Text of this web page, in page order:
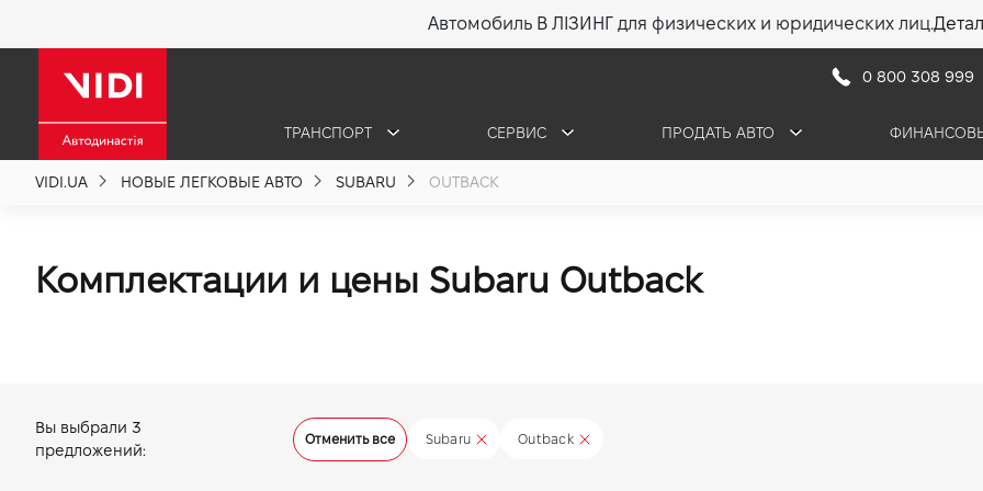
Автомобиль В ЛІЗИНГ для физических и юридических лиц.
0 800 308 999
ТРАНСПОРТ СЕРВИС ПРОДАТЬ АВТО
VIDI.UA НОВЫЕ ЛЕГКОВЫЕ АВТО SUBARU OUTBACK
Комплектации и цены Subaru Outback
Вы выбрали 3
предложений:
Отменить все Subaru Outback
О компании
Новости
Вакансии